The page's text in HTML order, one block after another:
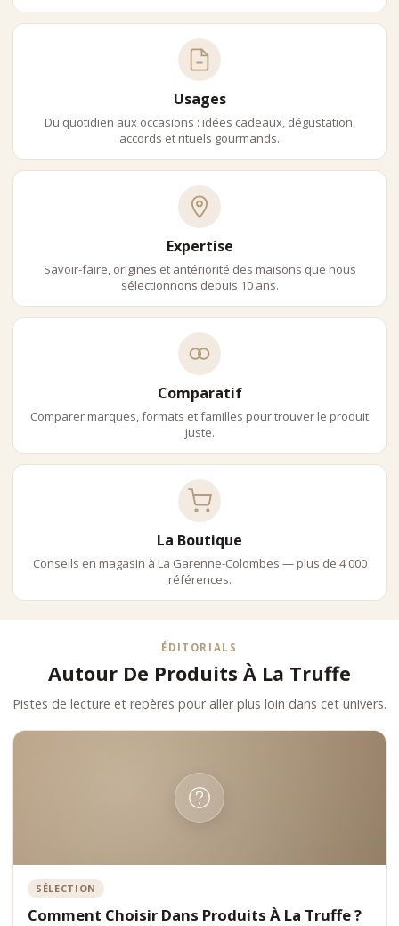
Usages
Du quotidien aux occasions : idées cadeaux, dégustation,
accords et rituels gourmands.
Expertise
Savoir-faire, origines et antériorité des maisons que nous
sélectionnons depuis 10 ans.
Comparatif
Comparer marques, formats et familles pour trouver le produit
juste.
La Boutique
Conseils en magasin à La Garenne-Colombes — plus de 4 000
références.
ÉDITORIALS
Autour De Produits À La Truffe
Pistes de lecture et repères pour aller plus loin dans cet univers.
SÉLECTION
Comment Choisir Dans Produits À La Truffe ?